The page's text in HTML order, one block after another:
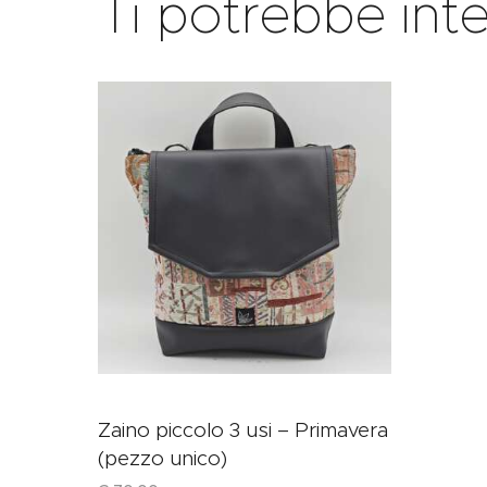
Ti potrebbe
Zaino piccolo 3 usi – Primavera
(pezzo unico)